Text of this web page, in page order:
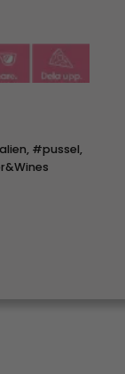
, #pussel,